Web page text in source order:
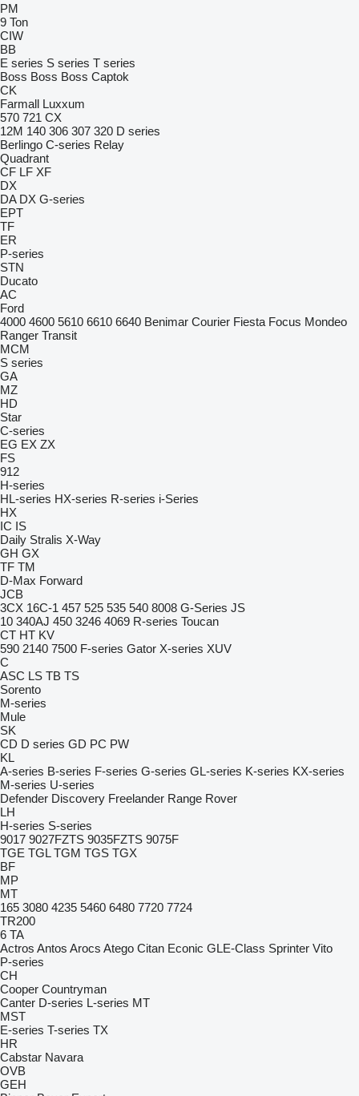
PM
9 Ton
CIW
BB
E series S series T series
Boss Boss Boss Captok
CK
Farmall Luxxum
570 721 CX
12M 140 306 307 320 D series
Berlingo C-series Relay
Quadrant
CF LF XF
DX
DA DX G-series
EPT
TF
ER
P-series
STN
Ducato
AC
Ford
4000 4600 5610 6610 6640 Benimar Courier Fiesta Focus Mondeo
Ranger Transit
MCM
S series
GA
MZ
HD
Star
C-series
EG EX ZX
FS
912
H-series
HL-series HX-series R-series i-Series
HX
IC IS
Daily Stralis X-Way
GH GX
TF TM
D-Max Forward
JCB
3CX 16C-1 457 525 535 540 8008 G-Series JS
10 340AJ 450 3246 4069 R-series Toucan
CT HT KV
590 2140 7500 F-series Gator X-series XUV
C
ASC LS TB TS
Sorento
M-series
Mule
SK
CD D series GD PC PW
KL
A-series B-series F-series G-series GL-series K-series KX-series
M-series U-series
Defender Discovery Freelander Range Rover
LH
H-series S-series
9017 9027FZTS 9035FZTS 9075F
TGE TGL TGM TGS TGX
BF
MP
MT
165 3080 4235 5460 6480 7720 7724
TR200
6 TA
Actros Antos Arocs Atego Citan Econic GLE-Class Sprinter Vito
P-series
CH
Cooper Countryman
Canter D-series L-series MT
MST
E-series T-series TX
HR
Cabstar Navara
OVB
GEH